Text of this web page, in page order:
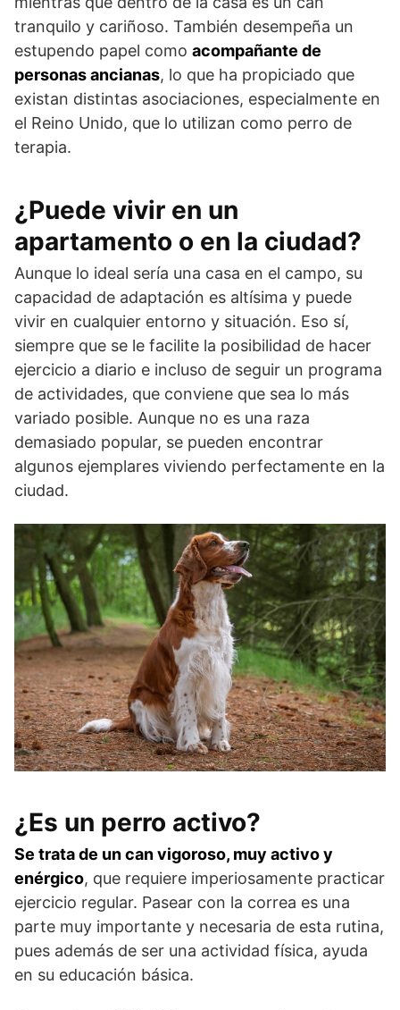
tranquilo y cariñoso. También desem­peña un
estupendo papel como acompañante de
personas ancianas, lo que ha propiciado que
existan distintas asociaciones, especialmente en
el Reino Unido, que lo utilizan como perro de
terapia.
¿Puede vivir en un
apartamento o en la ciudad?
Aunque lo ideal sería una casa en el campo, su
capacidad de adaptación es altísima y puede
vivir en cualquier entorno y situación. Eso sí,
siempre que se le facilite la posibilidad de hacer
ejercicio a diario e incluso de seguir un programa
de actividades, que conviene que sea lo más
variado posible. Aunque no es una raza
demasiado popular, se pueden encontrar
algunos ejemplares viviendo perfectamente en la
ciudad.
¿Es un perro activo?
Se trata de un can vigoroso, muy activo y
enérgico, que requiere imperiosamente practi­car
ejercicio regular. Pasear con la correa es una
parte muy importante y necesaria de esta rutina,
pues además de ser una actividad física, ayuda
en su educación básica.